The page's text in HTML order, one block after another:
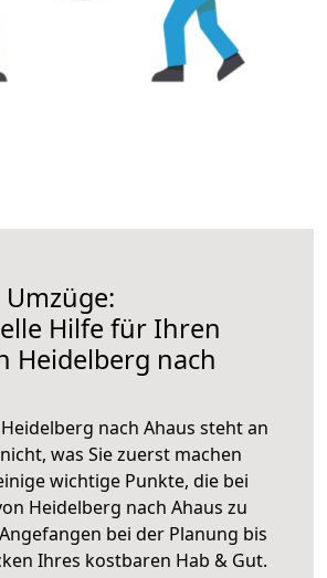
Hilfe für Ihren
Heidelberg nach
nach Ahaus steht an
was Sie zuerst machen
wichtige Punkte, die bei
Heidelberg nach Ahaus zu
Angefangen bei der Planung bis
Ihres kostbaren Hab & Gut.